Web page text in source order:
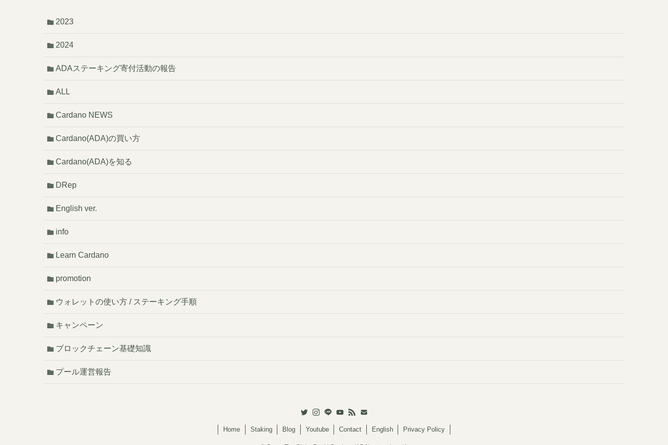
2023
2024
ADAステーキング寄付活動の報告
ALL
Cardano NEWS
Cardano(ADA)の買い方
Cardano(ADA)を知る
DRep
English ver.
info
Learn Cardano
promotion
ウォレットの使い方 / ステーキング手順
キャンペーン
ブロックチェーン基礎知識
プール運営報告
Home Staking Blog Youtube Contact English Privacy Policy